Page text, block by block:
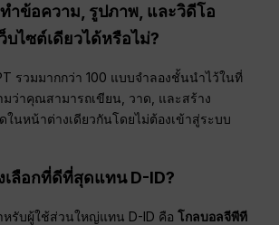
ำข้อความ, รูปภาพ, และวิดีโอ
บไซต์เดียวได้หรือไม่?
รวมมากกว่า 100 แบบจำลองชั้นนำไว้ในที่
มว่าคุณสามารถเขียน, วาด, และสร้าง
นหน้าต่างเดียวกันโดยไม่ต้องเข้าสู่ระบบ
เลือกที่ดีที่สุดแทน D-ID?
หรับผู้ใช้ส่วนใหญ่แทน D-ID คือโกลบอลจีพีที